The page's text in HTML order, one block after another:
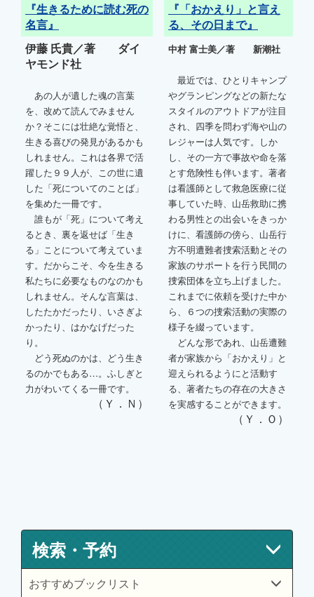
『生きるために読む死の
名言』
『「おかえり」と言え
る、その日まで』
伊藤 氏貴／著 ダイ
ヤモンド社
あの人が遺した魂の言葉
を、改めて読んでみません
か？そこには壮絶な覚悟と、
生きる喜びの発見があるかも
しれません。これは各界で活
躍した９９人が、この世に遺
した「死についてのことば」
を集めた一冊です。
誰もが「死」について考え
るとき、裏を返せば「生き
る」ことについて考えていま
す。だからこそ、今を生きる
私たちに必要なものなのかも
しれません。そんな言葉は、
したたかだったり、いさぎよ
かったり、はかなげだった
り。
どう死ぬのかは、どう生き
るのかでもある…。ふしぎと
力がわいてくる一冊です。
（Ｙ．Ｎ）
中村 富士美／著 新潮社
最近では、ひとりキャンプ
やグランピングなどの新たな
スタイルのアウトドアが注目
され、四季を問わず海や山の
レジャーは人気です。しか
し、その一方で事故や命を落
とす危険性も伴います。著者
は看護師として救急医療に従
事していた時、山岳救助に携
わる男性との出会いをきっか
けに、看護師の傍ら、山岳行
方不明遭難者捜索活動とその
家族のサポートを行う民間の
捜索団体を立ち上げました。
これまでに依頼を受けた中か
ら、６つの捜索活動の実際の
様子を綴っています。
どんな形であれ、山岳遭難
者が家族から「おかえり」と
迎えられるようにと活動す
る、著者たちの存在の大きさ
を実感することができます。
（Ｙ．Ｏ）
検索・予約
おすすめブックリスト